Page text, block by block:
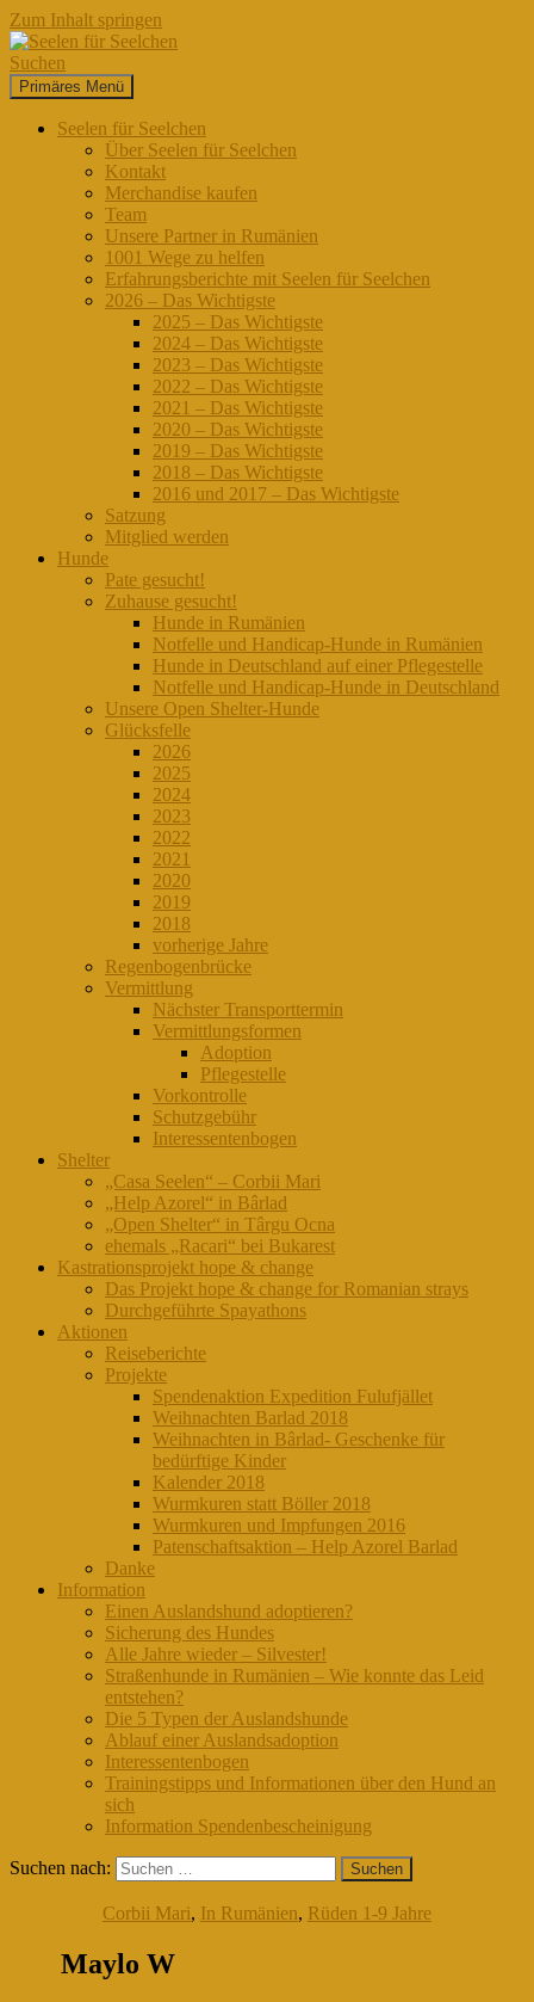
Zum Inhalt springen
Seelen für Seelchen
Suchen
Primäres Menü
Seelen für Seelchen
Über Seelen für Seelchen
Kontakt
Merchandise kaufen
Team
Unsere Partner in Rumänien
1001 Wege zu helfen
Erfahrungsberichte mit Seelen für Seelchen
2026 – Das Wichtigste
2025 – Das Wichtigste
2024 – Das Wichtigste
2023 – Das Wichtigste
2022 – Das Wichtigste
2021 – Das Wichtigste
2020 – Das Wichtigste
2019 – Das Wichtigste
2018 – Das Wichtigste
2016 und 2017 – Das Wichtigste
Satzung
Mitglied werden
Hunde
Pate gesucht!
Zuhause gesucht!
Hunde in Rumänien
Notfelle und Handicap-Hunde in Rumänien
Hunde in Deutschland auf einer Pflegestelle
Notfelle und Handicap-Hunde in Deutschland
Unsere Open Shelter-Hunde
Glücksfelle
2026
2025
2024
2023
2022
2021
2020
2019
2018
vorherige Jahre
Regenbogenbrücke
Vermittlung
Nächster Transporttermin
Vermittlungsformen
Adoption
Pflegestelle
Vorkontrolle
Schutzgebühr
Interessentenbogen
Shelter
„Casa Seelen“ – Corbii Mari
„Help Azorel“ in Bârlad
„Open Shelter“ in Târgu Ocna
ehemals „Racari“ bei Bukarest
Kastrationsprojekt hope & change
Das Projekt hope & change for Romanian strays
Durchgeführte Spayathons
Aktionen
Reiseberichte
Projekte
Spendenaktion Expedition Fulufjället
Weihnachten Barlad 2018
Weihnachten in Bârlad- Geschenke für
bedürftige Kinder
Kalender 2018
Wurmkuren statt Böller 2018
Wurmkuren und Impfungen 2016
Patenschaftsaktion – Help Azorel Barlad
Danke
Information
Einen Auslandshund adoptieren?
Sicherung des Hundes
Alle Jahre wieder – Silvester!
Straßenhunde in Rumänien – Wie konnte das Leid
entstehen?
Die 5 Typen der Auslandshunde
Ablauf einer Auslandsadoption
Interessentenbogen
Trainingstipps und Informationen über den Hund an
sich
Information Spendenbescheinigung
Suchen nach:
Corbii Mari, In Rumänien, Rüden 1-9 Jahre
Maylo W